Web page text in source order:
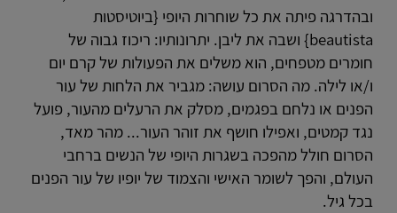
ובהדרגה פיתה את כל שוחרות היופי {ביוטיסטות
beautista} ושבה את ליבן. יתרונותיו: ריכוז גבוה של
חומרים מטפחים, הוא משלים את הפעולות של קרם יום
ו/או לילה. מה הסרום עושה: מגביר את הלחות של עור
הפנים או נלחם בפגמים, מסלק את הרעלים מהעור, פועל
נגד קמטים, ואפילו חושף את זוהר העור... מהר מאד,
הסרום חולל מהפכה בשגרות היופי של הנשים ברחבי
העולם, והפך לשומר האישי והצמוד של יופיו של עור הפנים
בכל גיל.